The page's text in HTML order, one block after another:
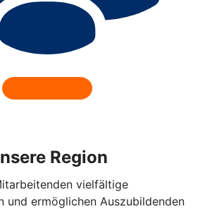
Region
vielfältige
und ermöglichen Auszubildenden